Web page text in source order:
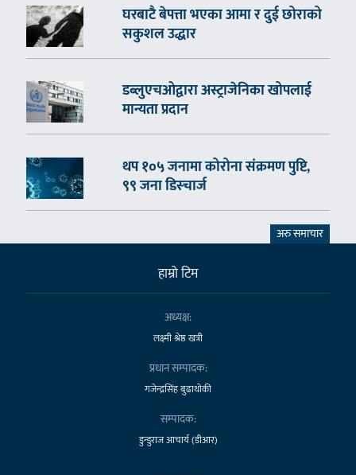
घरबाटै बेपत्ता भएका आमा र दुई छोराको
सकुशल उद्धार
डब्लुएचओद्वारा अस्ट्राजेनिका खोपलाई
मान्यता प्रदान
थप १०५ जनामा कोरोना संक्रमण पुष्टि,
९९ जना डिस्चार्ज
अरु समाचार
हाम्राे टिम
अध्यक्ष:
लक्ष्मी श्रेष्ठ खत्री
प्रधान सम्पादक:
गजेन्द्रसिंह बुढाथोकी
सम्पादक:
डुन्डुराज आचार्य (डीआर)